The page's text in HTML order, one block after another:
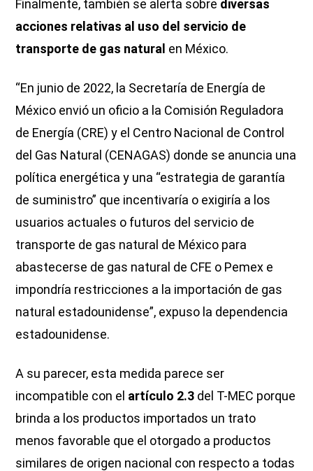
Finalmente, también se alerta sobre diversas
acciones relativas al uso del servicio de
transporte de gas natural en México.
“En junio de 2022, la Secretaría de Energía de
México envió un oficio a la Comisión Reguladora
de Energía (CRE) y el Centro Nacional de Control
del Gas Natural (CENAGAS) donde se anuncia una
política energética y una “estrategia de garantía
de suministro” que incentivaría o exigiría a los
usuarios actuales o futuros del servicio de
transporte de gas natural de México para
abastecerse de gas natural de CFE o Pemex e
impondría restricciones a la importación de gas
natural estadounidense”, expuso la dependencia
estadounidense.
A su parecer, esta medida parece ser
incompatible con el artículo 2.3 del T-MEC porque
brinda a los productos importados un trato
menos favorable que el otorgado a productos
similares de origen nacional con respecto a todas